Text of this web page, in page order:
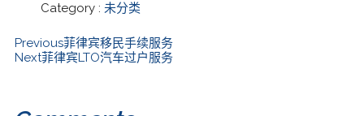
Category : 未分类
Previous菲律宾移民手续服务
Next菲律宾LTO汽车过户服务